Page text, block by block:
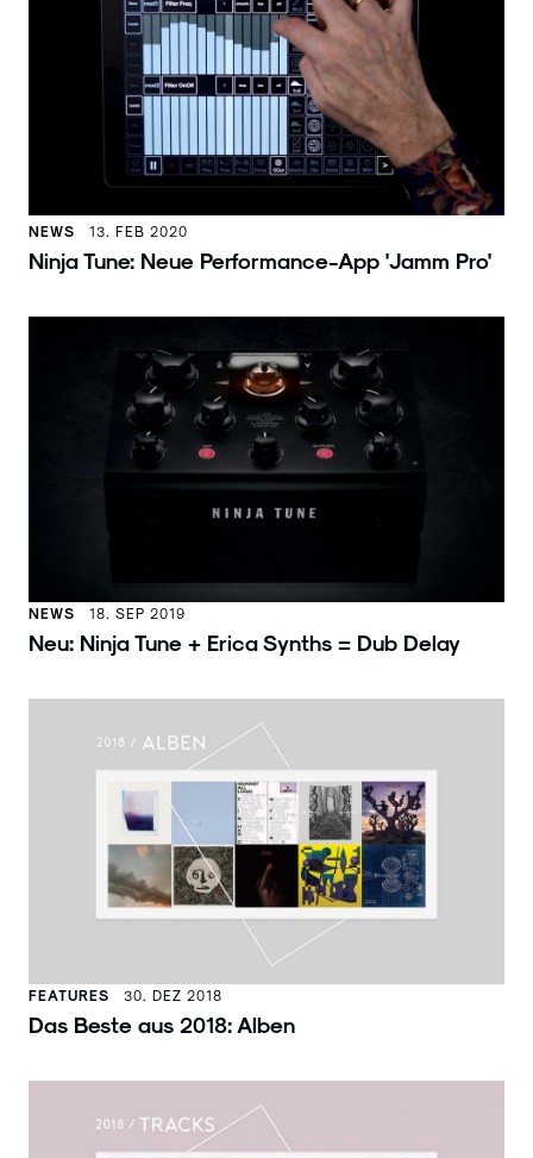
NEWS 13. FEB 2020
Ninja Tune: Neue Performance-App 'Jamm Pro'
NEWS 18. SEP 2019
Neu: Ninja Tune + Erica Synths = Dub Delay
FEATURES 30. DEZ 2018
Das Beste aus 2018: Alben